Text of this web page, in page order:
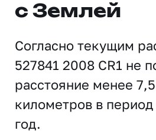
с Землей
Согласно текущим
527841 2008 CR1 не
расстояние менее
километров в
год.